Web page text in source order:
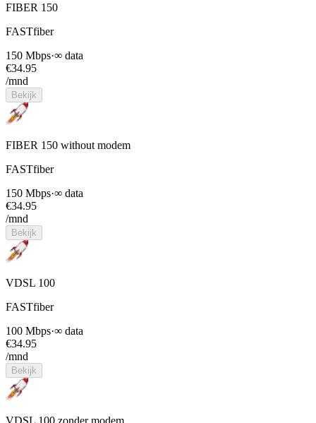
FIBER 150
FASTfiber
150 Mbps·∞ data
€34.95
/mnd
Bekijk
FIBER 150 without modem
FASTfiber
150 Mbps·∞ data
€34.95
/mnd
Bekijk
VDSL 100
FASTfiber
100 Mbps·∞ data
€34.95
/mnd
Bekijk
VDSL 100 zonder modem